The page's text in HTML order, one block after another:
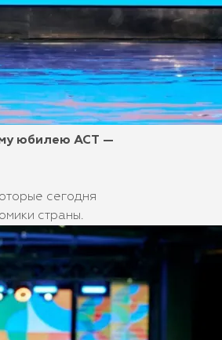
юбилею АСТ —
сегодня
страны.